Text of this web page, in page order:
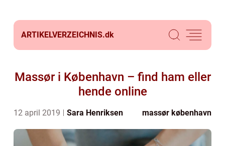
ARTIKELVERZEICHNIS.dk
Massør i København – find ham eller
hende online
12 april 2019 Sara Henriksen massør københavn